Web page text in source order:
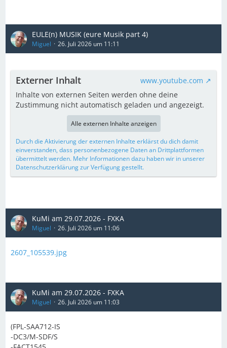
EULE(n) MUSIK (eure Musik part 4)
Miguel 26. Juli 2026 um 11:11
Externer Inhalt
www.youtube.com
Inhalte von externen Seiten werden ohne deine
Zustimmung nicht automatisch geladen und angezeigt.
Alle externen Inhalte anzeigen
Durch die Aktivierung der externen Inhalte erklärst du dich damit
einverstanden, dass personenbezogene Daten an Drittplattformen
übermittelt werden. Mehr Informationen dazu haben wir in unserer
Datenschutzerklärung zur Verfügung gestellt.
KuMi am 29.07.2026 - FXKA
Miguel 26. Juli 2026 um 11:06
2607_105539.jpg
KuMi am 29.07.2026 - FXKA
Miguel 26. Juli 2026 um 11:03
(FPL-SAA712-IS
-DC3/M-SDF/S